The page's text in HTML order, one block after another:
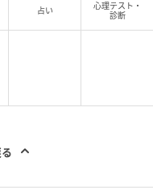
向はどうです
83.1へ上昇、名古屋
ており、東京圏が調
傾向を強めていま
占い
心理テスト・
診断